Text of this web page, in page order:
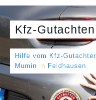
Kfz-Gutachten
Hilfe vom Kfz-Gutachter
Mumin in Feldhausen